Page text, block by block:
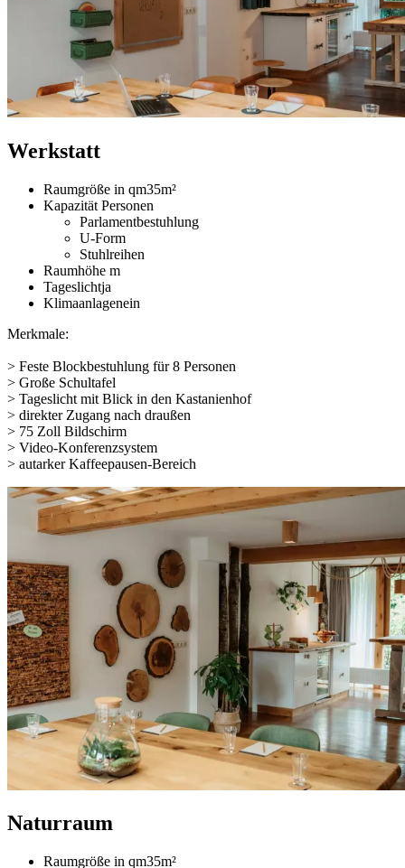
Werkstatt
Raumgröße in qm35m²
Kapazität Personen
Parlamentbestuhlung
U-Form
Stuhlreihen
Raumhöhe m
Tageslichtja
Klimaanlagenein
Merkmale:
> Feste Blockbestuhlung für 8 Personen
> Große Schultafel
> Tageslicht mit Blick in den Kastanienhof
> direkter Zugang nach draußen
> 75 Zoll Bildschirm
> Video-Konferenzsystem
> autarker Kaffeepausen-Bereich
Naturraum
Raumgröße in qm35m²